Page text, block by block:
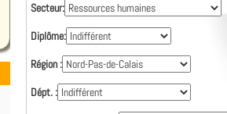
Secteur:
Diplôme:
Région :
Dépt. :